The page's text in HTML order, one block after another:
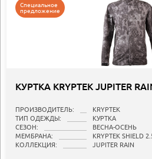
Специальное
предложение
КУРТКА KRYPTEK JUPITER
ПРОИЗВОДИТЕЛЬ:
KRYPTEK
ТИП ОДЕЖДЫ:
КУРТКА
СЕЗОН:
ВЕСНА-ОСЕНЬ
МЕМБРАНА:
KRYPTEK SHIELD
КОЛЛЕКЦИЯ:
JUPITER RAIN